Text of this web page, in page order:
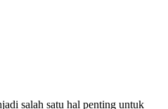
salah satu hal penting untuk